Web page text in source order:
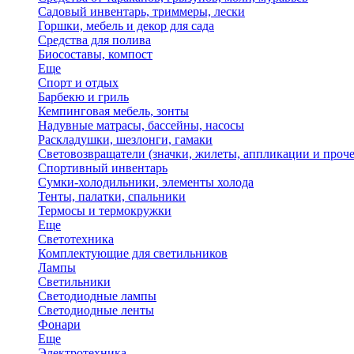
Садовый инвентарь, триммеры, лески
Горшки, мебель и декор для сада
Средства для полива
Биосоставы, компост
Еще
Спорт и отдых
Барбекю и гриль
Кемпинговая мебель, зонты
Надувные матрасы, бассейны, насосы
Раскладушки, шезлонги, гамаки
Световозвращатели (значки, жилеты, аппликации и
Спортивный инвентарь
Сумки-холодильники, элементы холода
Тенты, палатки, спальники
Термосы и термокружки
Еще
Светотехника
Комплектующие для светильников
Лампы
Светильники
Светодиодные лампы
Светодиодные ленты
Фонари
Еще